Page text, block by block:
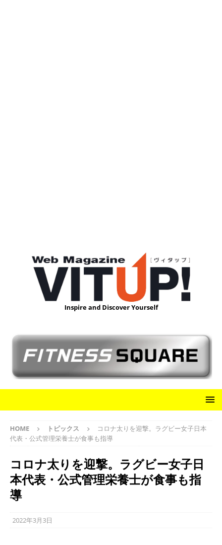
Inspire and Discover Yourself
HOME トピックス
コロナ太りを迎撃。ラグビー女子日本
代表・公式管理栄養士が食事も指導
コロナ太りを迎撃。ラグビー女子日
本代表・公式管理栄養士が食事も指
導
2022年3月3日